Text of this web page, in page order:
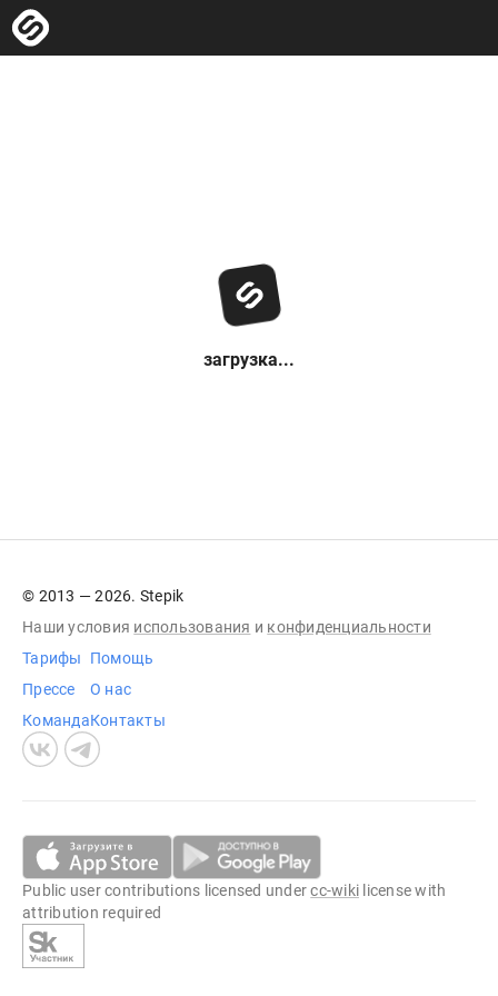
загрузка...
© 2013 — 2026. Stepik
Наши условия использования и конфиденциальности
Тарифы
Прессе
Команда
Помощь
О нас
Контакты
Public user contributions licensed undercc-wiki license with
attribution required